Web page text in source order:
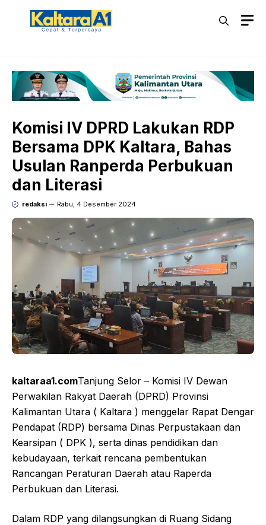
Langsung
Komisi IV DPRD Lakukan RDP
Bersama DPK Kaltara, Bahas
Usulan Ranperda Perbukuan
dan Literasi
redaksi Rabu, 4 Desember 2024
kaltaraa1.comTanjung Selor – Komisi IV Dewan
Perwakilan Rakyat Daerah (DPRD) Provinsi
Kalimantan Utara ( Kaltara ) menggelar Rapat Dengar
Pendapat (RDP) bersama Dinas Perpustakaan dan
Kearsipan ( DPK ), serta dinas pendidikan dan
kebudayaan, terkait rencana pembentukan
Rancangan Peraturan Daerah atau Raperda
Perbukuan dan Literasi.
Dalam RDP yang dilangsungkan di Ruang Sidang